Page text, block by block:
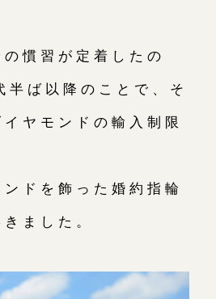
慣習が定着したの
半ば以降のことで、そ
ヤモンドの輸入制限
ドを飾った婚約指輪
ました。